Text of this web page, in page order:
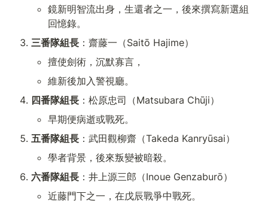
鏡新明智流出身，生還者之一，後來撰寫新選組
回憶錄。
三番隊組長 ：齋藤一（Saitō Hajime）
擅使劍術，沉默寡言，
維新後加入警視廳。
四番隊組長 ：松原忠司（Matsubara Chūji）
早期便病逝或戰死。
五番隊組長 ：武田觀柳齋（Takeda Kanryūsai）
學者背景，後來叛變被暗殺。
六番隊組長 ：井上源三郎（Inoue Genzaburō）
近藤門下之一，在戊辰戰爭中戰死。